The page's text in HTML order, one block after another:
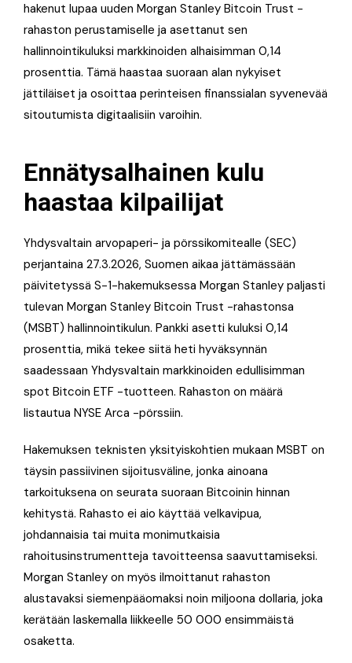
hakenut lupaa uuden Morgan Stanley Bitcoin Trust -
rahaston perustamiselle ja asettanut sen
hallinnointikuluksi markkinoiden alhaisimman 0,14
prosenttia. Tämä haastaa suoraan alan nykyiset
jättiläiset ja osoittaa perinteisen finanssialan syvenevää
sitoutumista digitaalisiin varoihin.
Ennätysalhainen kulu
haastaa kilpailijat
Yhdysvaltain arvopaperi- ja pörssikomitealle (SEC)
perjantaina 27.3.2026, Suomen aikaa jättämässään
päivitetyssä S-1-hakemuksessa Morgan Stanley paljasti
tulevan Morgan Stanley Bitcoin Trust -rahastonsa
(MSBT) hallinnointikulun. Pankki asetti kuluksi 0,14
prosenttia, mikä tekee siitä heti hyväksynnän
saadessaan Yhdysvaltain markkinoiden edullisimman
spot Bitcoin ETF -tuotteen. Rahaston on määrä
listautua NYSE Arca -pörssiin.
Hakemuksen teknisten yksityiskohtien mukaan MSBT on
täysin passiivinen sijoitusväline, jonka ainoana
tarkoituksena on seurata suoraan Bitcoinin hinnan
kehitystä. Rahasto ei aio käyttää velkavipua,
johdannaisia tai muita monimutkaisia
rahoitusinstrumentteja tavoitteensa saavuttamiseksi.
Morgan Stanley on myös ilmoittanut rahaston
alustavaksi siemenpääomaksi noin miljoona dollaria, joka
kerätään laskemalla liikkeelle 50 000 ensimmäistä
osaketta.